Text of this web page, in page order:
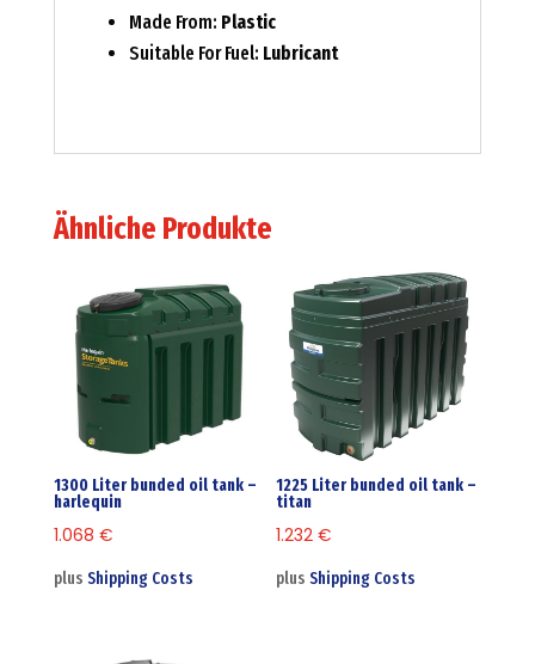
Made From: Plastic
Suitable For Fuel: Lubricant
Ähnliche Produkte
1300 Liter bunded oil tank –
harlequin
1.068 €
plus Shipping Costs
1225 Liter bunded oil tank –
titan
1.232€
plusShipping Costs